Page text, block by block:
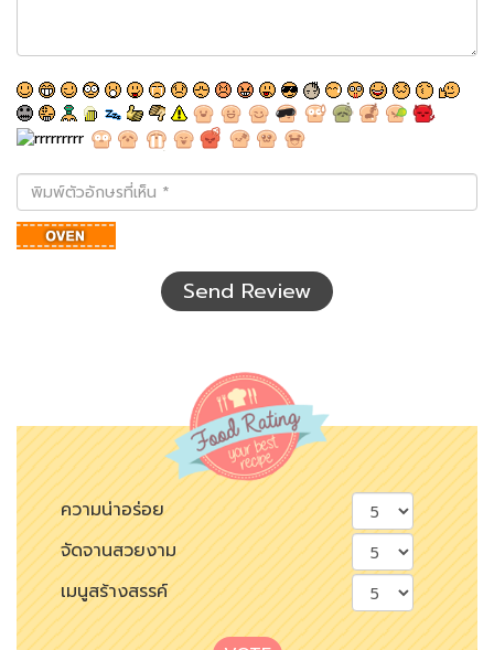
พิมพ์
ตัว
อักษร
ที่
Send Review
ความน่าอร่อย
จัดจานสวยงาม
เมนูสร้างสรรค์